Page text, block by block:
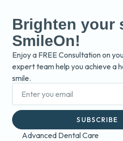
Brighten your
SmileOn!
Enjoy a FREE Consultation on
expert team help you achieve a
smile.
SUBSCRIBE
Advanced Dental Care